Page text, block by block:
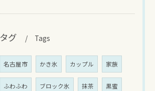
タグ Tags
名古屋市 かき氷 カップル 家族
ふわふわ ブロック氷 抹茶 黒蜜